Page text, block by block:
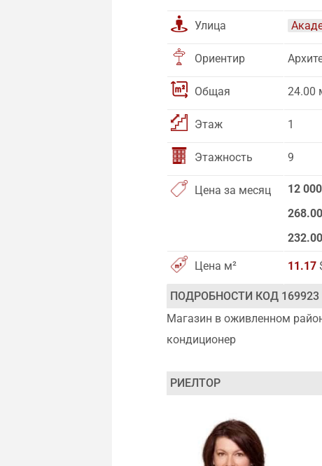
Улица
Ориентир
Общая 24.00
Этаж 1
Этажность 9
Цена за месяц 12
268.00
232.00
Цена м² 11.17
ПОДРОБНОСТИ КОД 169923
Магазин в оживленном
кондиционер
РИЕЛТОР